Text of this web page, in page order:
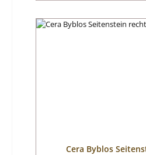
Cera Byblos